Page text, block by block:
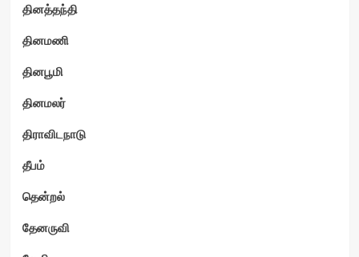
தினத்தந்தி
தினமணி
தினபூமி
தினமலர்
திராவிடநாடு
தீபம்
தென்றல்
தேனருவி